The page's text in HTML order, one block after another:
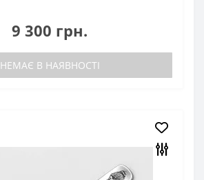
9 300 грн.
НЕМАЄ В НАЯВНОСТІ